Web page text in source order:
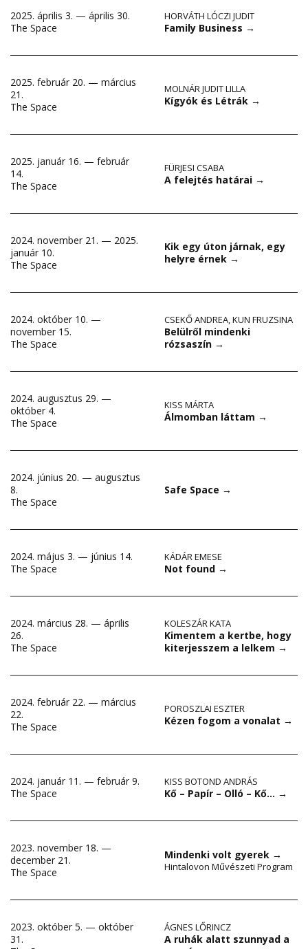
2025. április 3. — április 30.
The Space
HORVÁTH LÓCZI JUDIT
Family Business →
2025. február 20. — március
21.
The Space
MOLNÁR JUDIT LILLA
Kígyók és Létrák →
2025. január 16. — február
14.
The Space
FÜRJESI CSABA
A felejtés határai →
2024. november 21. — 2025.
január 10.
The Space
Kik egy úton járnak, egy
helyre érnek →
2024. október 10. —
november 15.
The Space
CSEKŐ ANDREA,KUN FRUZSINA
Belülről mindenki
rózsaszín →
2024. augusztus 29. —
október 4.
The Space
KISS MÁRTA
Álmomban láttam →
2024. június 20. — augusztus
8.
The Space
Safe Space →
2024. május 3. — június 14.
The Space
KÁDÁR EMESE
Not found →
2024. március 28. — április
26.
The Space
KOLESZÁR KATA
Kimentem a kertbe, hogy
kiterjesszem a lelkem →
2024. február 22. — március
22.
The Space
POROSZLAI ESZTER
Kézen fogom a vonalat →
2024. január 11. — február 9.
The Space
KISS BOTOND ANDRÁS
Kő – Papír – Olló – Kő… →
2023. november 18. —
december 21.
The Space
Mindenki volt gyerek →
Hintalovon Művészeti Program
2023. október 5. — október
31.
ÁGNES LŐRINCZ
A ruhák alatt szunnyad a